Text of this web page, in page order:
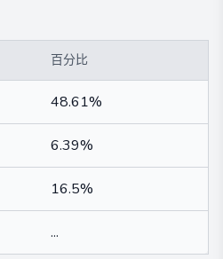
百分比
48.61%
6.39%
16.5%
...